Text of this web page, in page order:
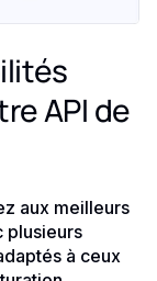
API de
aux meilleurs
plusieurs
à ceux